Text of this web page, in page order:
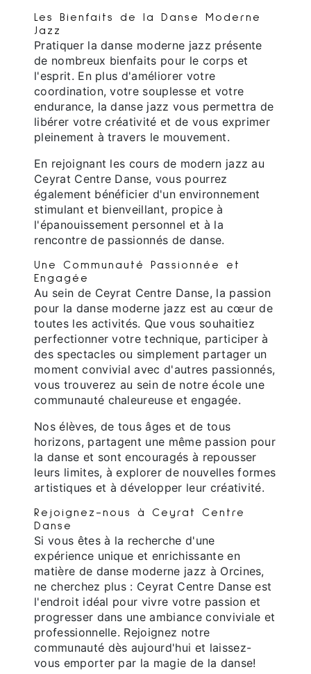
Les Bienfaits de la Danse Moderne
Jazz
Pratiquer la danse moderne jazz présente
de nombreux bienfaits pour le corps et
l'esprit. En plus d'améliorer votre
coordination, votre souplesse et votre
endurance, la danse jazz vous permettra de
libérer votre créativité et de vous exprimer
pleinement à travers le mouvement.
En rejoignant les cours de modern jazz au
Ceyrat Centre Danse, vous pourrez
également bénéficier d'un environnement
stimulant et bienveillant, propice à
l'épanouissement personnel et à la
rencontre de passionnés de danse.
Une Communauté Passionnée et
Engagée
Au sein de Ceyrat Centre Danse, la passion
pour la danse moderne jazz est au cœur de
toutes les activités. Que vous souhaitiez
perfectionner votre technique, participer à
des spectacles ou simplement partager un
moment convivial avec d'autres passionnés,
vous trouverez au sein de notre école une
communauté chaleureuse et engagée.
Nos élèves, de tous âges et de tous
horizons, partagent une même passion pour
la danse et sont encouragés à repousser
leurs limites, à explorer de nouvelles formes
artistiques et à développer leur créativité.
Rejoignez-nous à Ceyrat Centre
Danse
Si vous êtes à la recherche d'une
expérience unique et enrichissante en
matière de danse moderne jazz à Orcines,
ne cherchez plus : Ceyrat Centre Danse est
l'endroit idéal pour vivre votre passion et
progresser dans une ambiance conviviale et
professionnelle. Rejoignez notre
communauté dès aujourd'hui et laissez-
vous emporter par la magie de la danse!